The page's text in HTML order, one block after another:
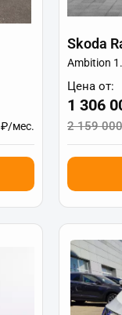
₽/мес.
Skoda
Ambition
Цена от:
1 306
2 159